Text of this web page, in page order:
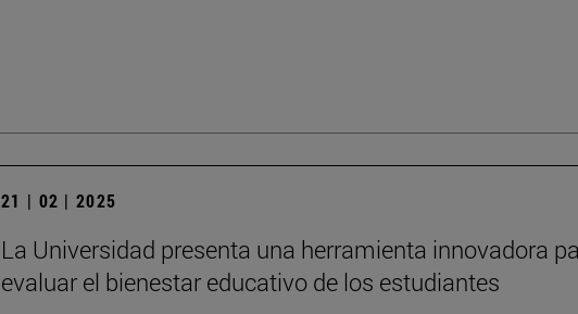
21 | 02 | 2025
La Universidad presenta una herramienta innovadora
evaluar el bienestar educativo de los estudiantes